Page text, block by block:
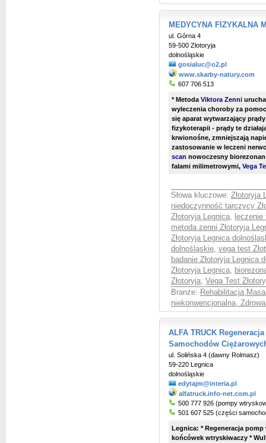
MEDYCYNA FIZYKALNA
ul. Górna 4
59-500 Złotoryja
dolnośląskie
gosialuc@o2.pl
www.skarby-natury.com
607 706 513
* Metoda Viktora Zenni
wyleczenia choroby za
się aparat wytwarzający
fizykoterapii - prądy te
krwionośne, zmniejszają
zastosowanie w leczeni
scan nowoczesny
falami milimetrowymi, Vega
Słowa kluczowe: Złotoryja
niedoczynność tarczycy
Złotoryja Legnica,
metoda zenni Złotoryja
Złotoryja Legnica
dolnośląskie, vega test
badanie Złotoryja Legnica
Złotoryja Legnica,
Złotoryja, Vega Test
Branże:
niekonwencjonalna,
ALFA TRUCK
Samochodów
ul. Solińska 4 (dawny Rolmasz)
59-220 Legnica
dolnośląskie
edytajm@interia.pl
alfatruck.info-net.com.pl
500 777 926 (pompy
501 607 525 (części
Legnica: * Regeneracja
końcówek wtryskiwaczy *